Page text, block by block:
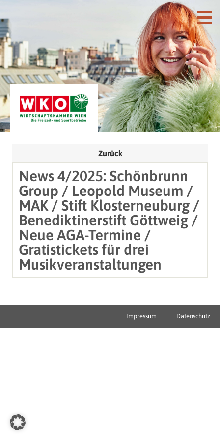
Zurück
News 4/2025: Schönbrunn
Group / Leopold Museum /
MAK / Stift Klosterneuburg /
Benediktinerstift Göttweig /
Neue AGA-Termine /
Gratistickets für drei
Musikveranstaltungen
Impressum Datenschutz